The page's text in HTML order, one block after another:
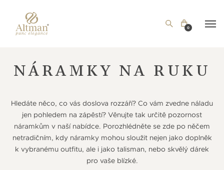
0
NÁRAMKY NA RUKU
Hledáte něco, co vás doslova rozzáří? Co vám zvedne náladu
jen pohledem na zápěstí? Věnujte tak určitě pozornost
náramkům v naší nabídce. Porozhlédněte se zde po něčem
netradičním, kdy náramky mohou sloužit nejen jako doplněk
k vybranému outfitu, ale i jako talisman, nebo skvělý dárek
pro vaše blízké.